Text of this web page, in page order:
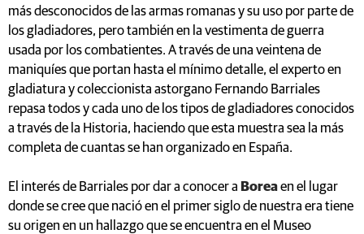
más desconocidos de las armas romanas y su uso por parte de
los gladiadores, pero también en la vestimenta de guerra
usada por los combatientes. A través de una veintena de
maniquíes que portan hasta el mínimo detalle, el experto en
gladiatura y coleccionista astorgano Fernando Barriales
repasa todos y cada uno de los tipos de gladiadores conocidos
a través de la Historia, haciendo que esta muestra sea la más
completa de cuantas se han organizado en España.
El interés de Barriales por dar a conocer a Boreaen el lugar
donde se cree que nació en el primer siglo de nuestra era tiene
su origen en un hallazgo que se encuentra en el Museo